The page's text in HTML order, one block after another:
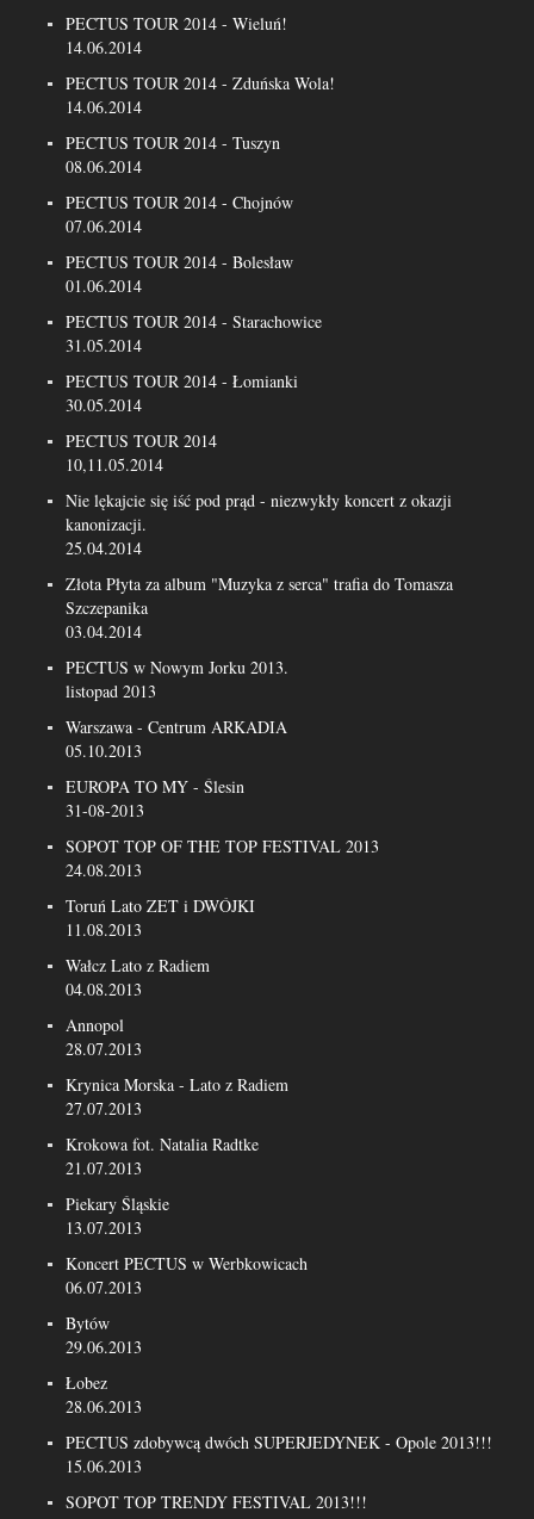
PECTUS TOUR 2014 - Wieluń!
14.06.2014
PECTUS TOUR 2014 - Zduńska Wola!
14.06.2014
PECTUS TOUR 2014 - Tuszyn
08.06.2014
PECTUS TOUR 2014 - Chojnów
07.06.2014
PECTUS TOUR 2014 - Bolesław
01.06.2014
PECTUS TOUR 2014 - Starachowice
31.05.2014
PECTUS TOUR 2014 - Łomianki
30.05.2014
PECTUS TOUR 2014
10,11.05.2014
Nie lękajcie się iść pod prąd - niezwykły koncert z okazji
kanonizacji.
25.04.2014
Złota Płyta za album "Muzyka z serca" trafia do Tomasza
Szczepanika
03.04.2014
PECTUS w Nowym Jorku 2013.
listopad 2013
Warszawa - Centrum ARKADIA
05.10.2013
EUROPA TO MY - Ślesin
31-08-2013
SOPOT TOP OF THE TOP FESTIVAL 2013
24.08.2013
Toruń Lato ZET i DWÓJKI
11.08.2013
Wałcz Lato z Radiem
04.08.2013
Annopol
28.07.2013
Krynica Morska - Lato z Radiem
27.07.2013
Krokowa fot. Natalia Radtke
21.07.2013
Piekary Śląskie
13.07.2013
Koncert PECTUS w Werbkowicach
06.07.2013
Bytów
29.06.2013
Łobez
28.06.2013
PECTUS zdobywcą dwóch SUPERJEDYNEK - Opole 2013!!!
15.06.2013
SOPOT TOP TRENDY FESTIVAL 2013!!!